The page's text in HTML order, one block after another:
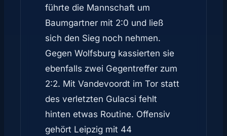
führte die Mannschaft um
Baumgartner mit 2:0 und ließ
sich den Sieg noch nehmen.
Gegen Wolfsburg kassierten sie
ebenfalls zwei Gegentreffer zum
2:2. Mit Vandevoordt im Tor statt
des verletzten Gulacsi fehlt
hinten etwas Routine. Offensiv
gehört Leipzig mit 44